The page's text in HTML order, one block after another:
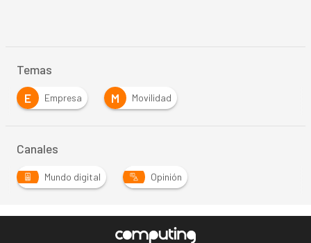
Temas
E
Empresa M Movilidad
Canales
Mundo digital Opinión